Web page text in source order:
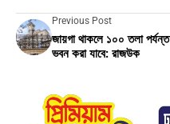
Previous Post
জায়গা থাকলে ১০০ তলা পর্যন্ত
ভবন করা যাবে: রাজউক